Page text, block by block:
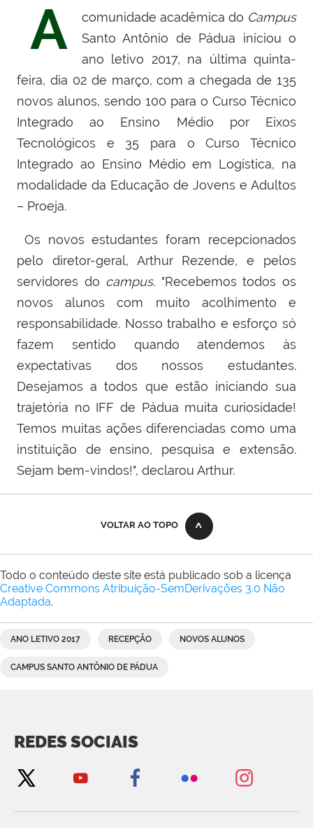
A comunidade acadêmica do Campus
Santo Antônio de Pádua iniciou o
ano letivo 2017, na última quinta-
feira, dia 02 de março, com a chegada de 135
novos alunos, sendo 100 para o Curso Técnico
Integrado ao Ensino Médio por Eixos
Tecnológicos e 35 para o Curso Técnico
Integrado ao Ensino Médio em Logística, na
modalidade da Educação de Jovens e Adultos
– Proeja.
Os novos estudantes foram recepcionados
pelo diretor-geral, Arthur Rezende, e pelos
servidores do campus. "Recebemos todos os
novos alunos com muito acolhimento e
responsabilidade. Nosso trabalho e esforço só
fazem sentido quando atendemos às
expectativas dos nossos estudantes.
Desejamos a todos que estão iniciando sua
trajetória no IFF de Pádua muita curiosidade!
Temos muitas ações diferenciadas como uma
instituição de ensino, pesquisa e extensão.
Sejam bem-vindos!", declarou Arthur.
VOLTAR AO TOPO
Todo o conteúdo deste site está publicado sob a licença
Creative Commons Atribuição-SemDerivações 3.0 Não
Adaptada.
ANO LETIVO 2017 RECEPÇÃO NOVOS ALUNOS
CAMPUS SANTO ANTÔNIO DE PÁDUA
REDES SOCIAIS